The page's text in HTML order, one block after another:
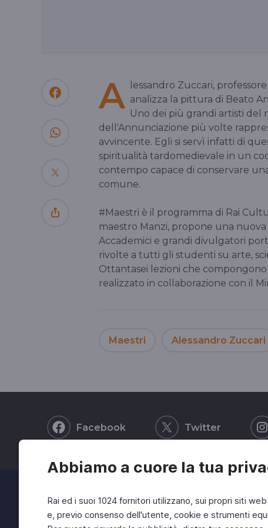
Abbiamo a cuore la tua
Rai ed i suoi 1024 fornitori utilizzano, sui propri siti
e, previo consenso dell'utente, cookie e strumenti
A
lessandro Zuccari,
analizza la pittura di Beato
Uno dei più grandi artisti del
dell'Annunciazione più volte
avvincente. Egli si servì infatti di
spiritualità tardomedievale in un
contempo capace di conservare
comune.
#Maestri è il programma di Rai
maestro Manzi, propone una
Accademici e grandi divulgatori
rivolte a tutti gli studenti su arte,
Ottantasei lezioni che
realizzato in collaborazione con il
Maestri Alessandro Zuccari
Facebook Twitter